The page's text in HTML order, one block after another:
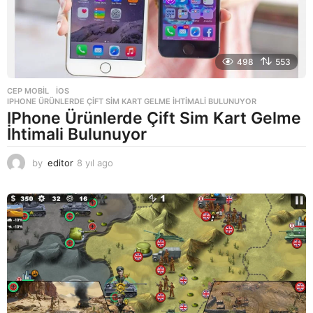
498 553
CEP MOBIL ,IOS
IPHONE ÜRÜNLERDE ÇIFT SIM KART GELME İHTIMALI BULUNUYOR
IPhone Ürünlerde Çift Sim Kart Gelme
İhtimali Bulunuyor
by editor 8 yıl ago
a
o